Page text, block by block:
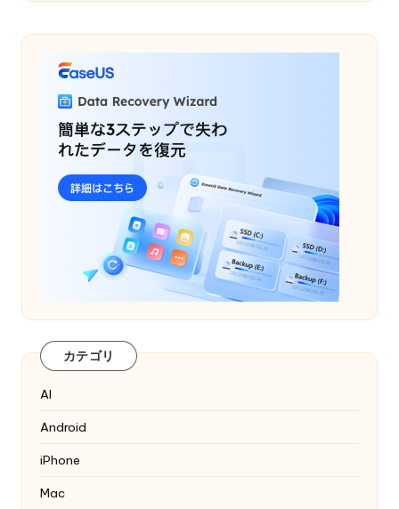
カテゴリ
AI
Android
iPhone
Mac